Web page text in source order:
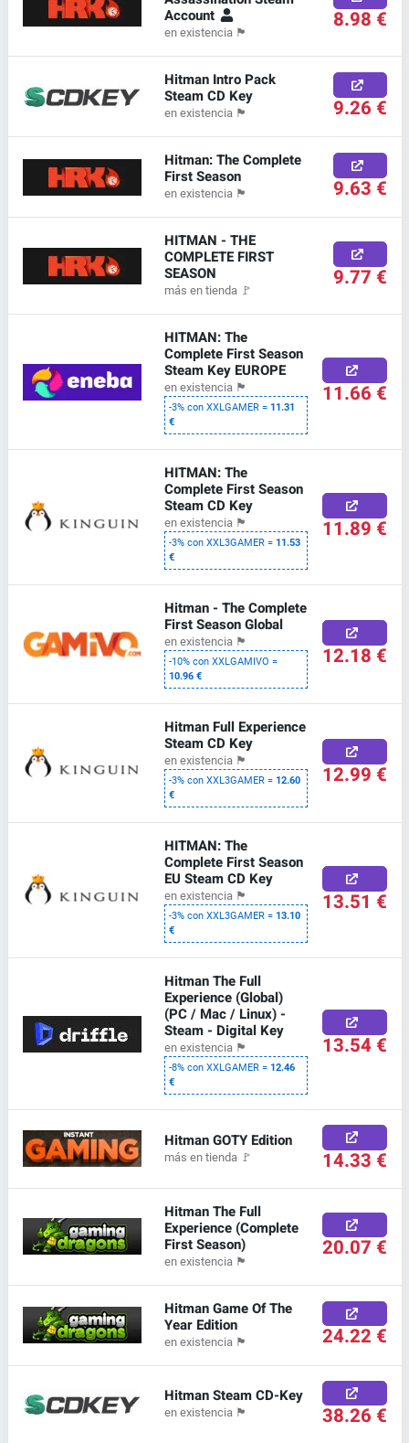
Account
en existencia 🏴 8.98 €
Hitman Intro Pack
Steam CD Key
en existencia 🏴 9.26 €
Hitman: The Complete
First Season
en existencia 🏴 9.63 €
HITMAN - THE
COMPLETE FIRST
SEASON
más en tienda 🚩 9.77 €
HITMAN: The
Complete First Season
Steam Key EUROPE
en existencia 🏴
-3% con XXLGAMER =11.31
€
11.66 €
HITMAN: The
Complete First Season
Steam CD Key
en existencia 🏴
-3% con XXL3GAMER =11.53
€
11.89 €
Hitman - The Complete
First Season Global
en existencia 🏴
-10% con XXLGAMIVO =
10.96 €
12.18 €
Hitman Full Experience
Steam CD Key
en existencia 🏴
-3% con XXL3GAMER =12.60
€
12.99 €
HITMAN: The
Complete First Season
EU Steam CD Key
en existencia 🏴
-3% con XXL3GAMER =13.10
€
13.51 €
Hitman The Full
Experience (Global)
(PC / Mac / Linux) -
Steam - Digital Key
en existencia 🏴
-8% con XXLGAMER =12.46
€
13.54 €
Hitman GOTY Edition
más en tienda 🚩 14.33 €
Hitman The Full
Experience (Complete
First Season)
en existencia 🏴 20.07 €
Hitman Game Of The
Year Edition
en existencia 🏴 24.22 €
Hitman Steam CD-Key
en existencia 🏴 38.26 €